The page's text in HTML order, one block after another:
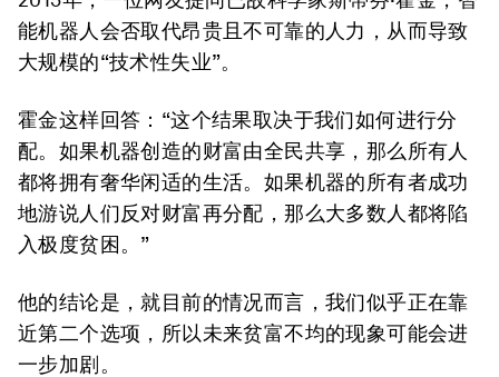
能机器人会否取代昂贵且不可靠的人力，从而导致
大规模的“技术性失业”。
霍金这样回答：“这个结果取决于我们如何进行分
配。如果机器创造的财富由全民共享，那么所有人
都将拥有奢华闲适的生活。如果机器的所有者成功
地游说人们反对财富再分配，那么大多数人都将陷
入极度贫困。”
他的结论是，就目前的情况而言，我们似乎正在靠
近第二个选项，所以未来贫富不均的现象可能会进
一步加剧。